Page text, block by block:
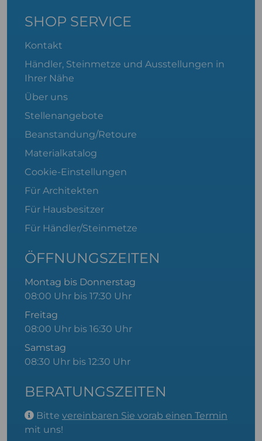
SHOP SERVICE
Kontakt
Händler, Steinmetze und Ausstellungen in
Ihrer Nähe
Über uns
Stellenangebote
Beanstandung/Retoure
Materialkatalog
Cookie-Einstellungen
Für Architekten
Für Hausbesitzer
Für Händler/Steinmetze
ÖFFNUNGSZEITEN
Montag bis Donnerstag
08:00 Uhr bis 17:30 Uhr
Freitag
08:00 Uhr bis 16:30 Uhr
Samstag
08:30 Uhr bis 12:30 Uhr
BERATUNGSZEITEN
Bitte vereinbaren Sie vorab einen Termin
mit uns!